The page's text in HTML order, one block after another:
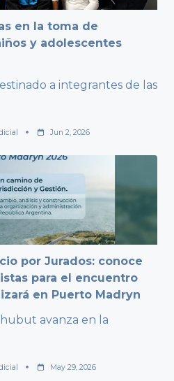
en la toma de
y adolescentes
a integrantes de las
Jun 2, 2026
por Jurados: conoce
para el encuentro
en Puerto Madryn
avanza en la
May 29, 2026